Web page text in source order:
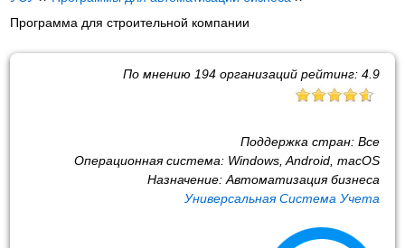
Программа для строительной компании
По мнению 194организаций рейтинг: 4.9
Поддержка стран: Все
Операционная система: Windows, Android, macOS
Назначение: Автоматизация бизнеса
Универсальная Система Учета